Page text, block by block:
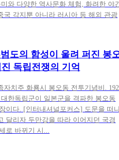
와 다양한 역사문화 체험, 화려한 야
국 각지뿐 아니라 러시아 등 해외 관광
도의 함성이 울려 퍼진 봉
독립전쟁의 기억
자치주 화룡시 봉오동 전투기념비.
한독립군이 일본군을 격파한 봉오동
이다. [인터내셔널포커스] 도문을 떠
달리자 두만강을 따라 이어지던 국경
로 바뀌기 시...